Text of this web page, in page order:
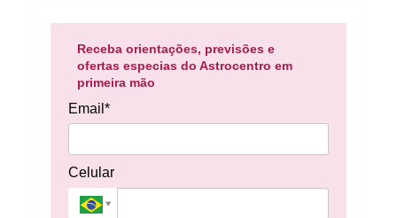
Receba orientações, previsões e
ofertas especias do Astrocentro em
primeira mão
Email*
Celular